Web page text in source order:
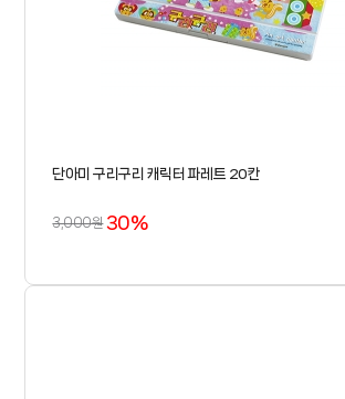
단아미 구리구리 캐릭터 파레트 20칸
3,000원30%